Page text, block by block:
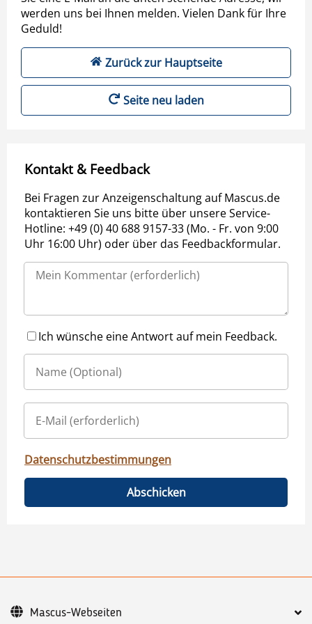
werden uns bei Ihnen melden. Vielen Dank für Ihre
Geduld!
Zurück zur Hauptseite
Seite neu laden
Kontakt & Feedback
Bei Fragen zur Anzeigenschaltung auf Mascus.de
kontaktieren Sie uns bitte über unsere Service-
Hotline: +49 (0) 40 688 9157-33 (Mo. - Fr. von 9:00
Uhr 16:00 Uhr) oder über das Feedbackformular.
Ich wünsche eine Antwort auf mein Feedback.
Datenschutzbestimmungen
Abschicken
Mascus-Webseiten